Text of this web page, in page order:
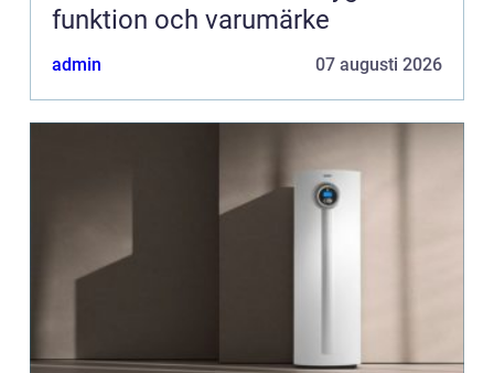
funktion och varumärke
admin 07 augusti 2026